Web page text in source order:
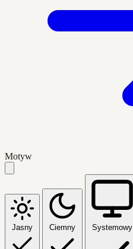
Motyw
Jasny Ciemny Systemowy